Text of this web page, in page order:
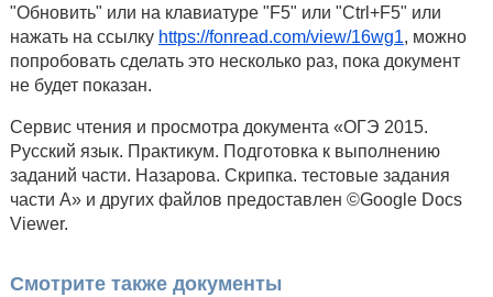
"Обновить" или на клавиатуре "F5" или "Ctrl+F5" или
нажать на ссылку https://fonread.com/view/16wg1, можно
попробовать сделать это несколько раз, пока документ
не будет показан.
Сервис чтения и просмотра документа «ОГЭ 2015.
Русский язык. Практикум. Подготовка к выполнению
заданий части. Назарова. Скрипка. тестовые задания
части А» и других файлов предоставлен ©Google Docs
Viewer.
Смотрите также документы